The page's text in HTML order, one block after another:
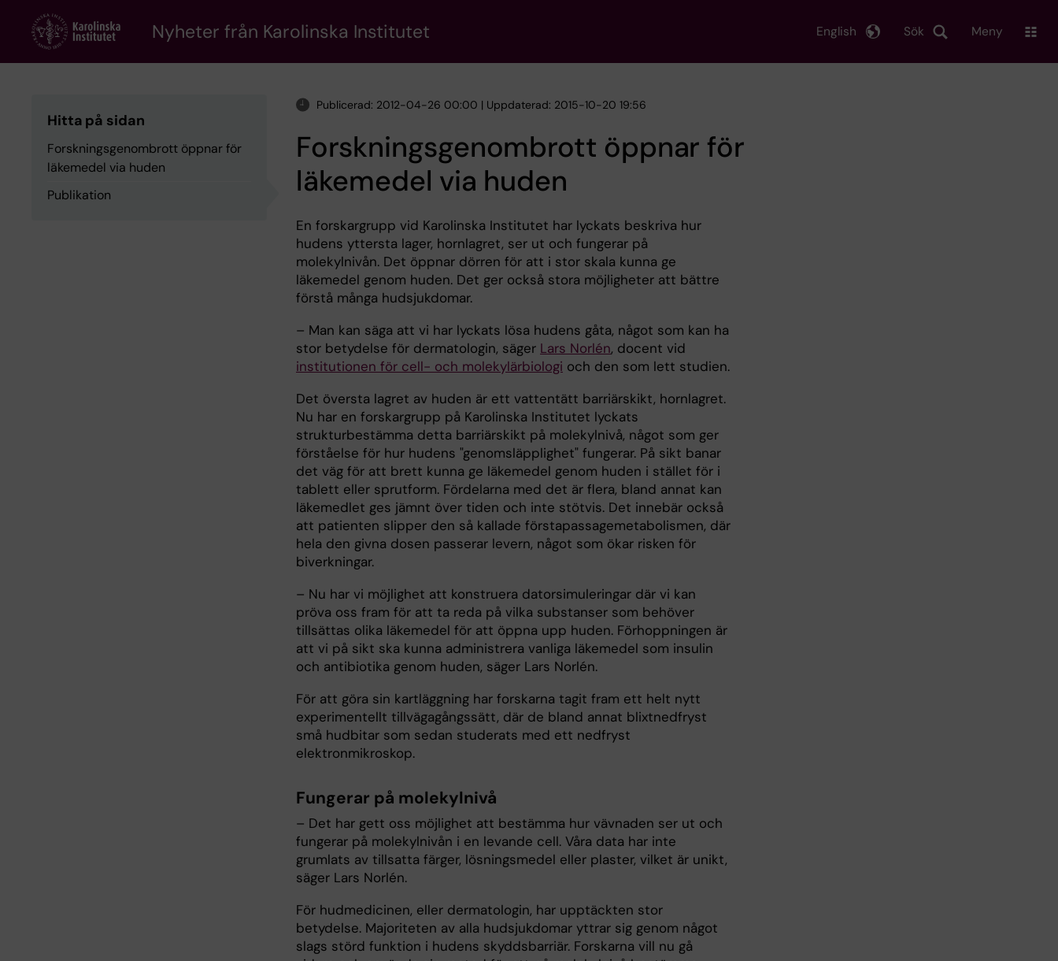
content
Nyheter från Karolinska Institutet Sök
English Meny
Hitta på sidan
Forskningsgenombrott öppnar för
läkemedel via huden
Publikation
Publicerad: 2012-04-26 00:00 | Uppdaterad: 2015-10-20 19:56
Forskningsgenombrott öppnar för
läkemedel via huden
En forskargrupp vid Karolinska Institutet har lyckats beskriva hur
hudens yttersta lager, hornlagret, ser ut och fungerar på
molekylnivån. Det öppnar dörren för att i stor skala kunna ge
läkemedel genom huden. Det ger också stora möjligheter att bättre
förstå många hudsjukdomar.
– Man kan säga att vi har lyckats lösa hudens gåta, något som kan ha
stor betydelse för dermatologin, säger Lars Norlén, docent vid
institutionen för cell- och molekylärbiologi och den som lett studien.
Det översta lagret av huden är ett vattentätt barriärskikt, hornlagret.
Nu har en forskargrupp på Karolinska Institutet lyckats
strukturbestämma detta barriärskikt på molekylnivå, något som ger
förståelse för hur hudens "genomsläpplighet" fungerar. På sikt banar
det väg för att brett kunna ge läkemedel genom huden i stället för i
tablett eller sprutform. Fördelarna med det är flera, bland annat kan
läkemedlet ges jämnt över tiden och inte stötvis. Det innebär också
att patienten slipper den så kallade förstapassagemetabolismen, där
hela den givna dosen passerar levern, något som ökar risken för
biverkningar.
– Nu har vi möjlighet att konstruera datorsimuleringar där vi kan
pröva oss fram för att ta reda på vilka substanser som behöver
tillsättas olika läkemedel för att öppna upp huden. Förhoppningen är
att vi på sikt ska kunna administrera vanliga läkemedel som insulin
och antibiotika genom huden, säger Lars Norlén.
För att göra sin kartläggning har forskarna tagit fram ett helt nytt
experimentellt tillvägagångssätt, där de bland annat blixtnedfryst
små hudbitar som sedan studerats med ett nedfryst
elektronmikroskop.
Fungerar på molekylnivå
– Det har gett oss möjlighet att bestämma hur vävnaden ser ut och
fungerar på molekylnivån i en levande cell. Våra data har inte
grumlats av tillsatta färger, lösningsmedel eller plaster, vilket är unikt,
säger Lars Norlén.
För hudmedicinen, eller dermatologin, har upptäckten stor
betydelse. Majoriteten av alla hudsjukdomar yttrar sig genom något
slags störd funktion i hudens skyddsbarriär. Forskarna vill nu gå